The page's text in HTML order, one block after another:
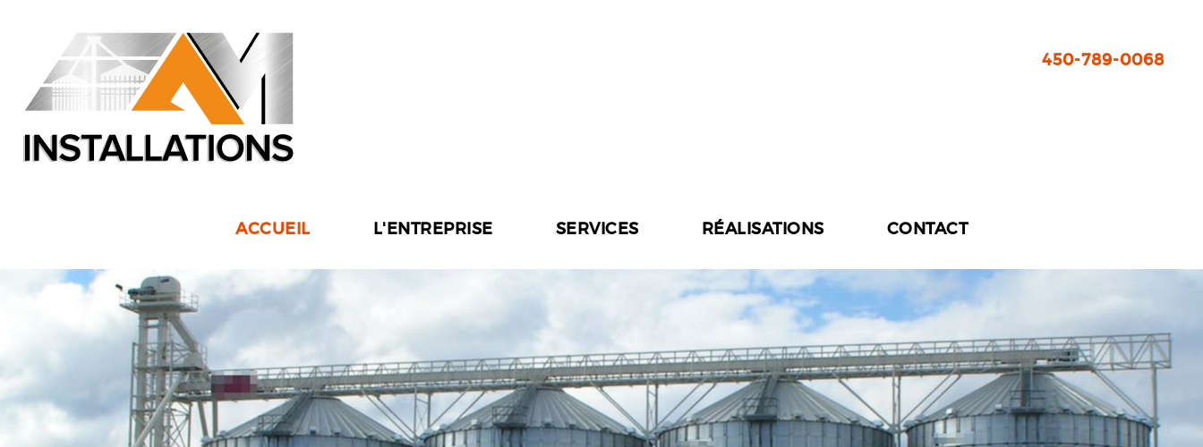
450-789-0068
ACCUEIL L'ENTREPRISE SERVICES RÉALISATIONS CONTACT